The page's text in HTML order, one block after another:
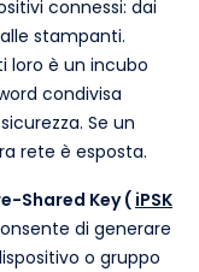
connessi: dai
stampanti.
loro è un incubo
condivisa
Se un
rete è esposta.
Shared Key ( iPSK
di generare
o gruppo